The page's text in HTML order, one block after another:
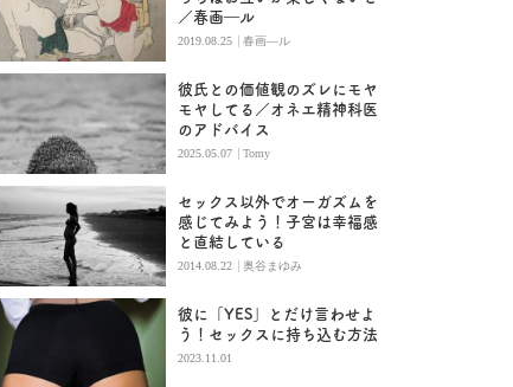
／春画―ル
2019.08.25 | 春画―ル
彼氏との価値観のズレにモヤ
モヤしてる／オネエ精神科医
のアドバイス
2025.05.07 | Tomy
セックス以外でオーガズムを
感じてみよう！子宮は幸福感
と直結している
2014.08.22 | 奥谷まゆみ
彼に「YES」とだけ言わせよ
う！セックスに持ち込む方法
2023.11.01